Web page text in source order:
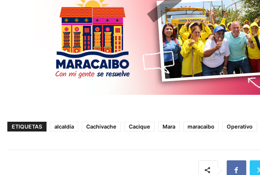
ETIQUETAS alcaldía Cachivache Cacique Mara maracaibo Operativo